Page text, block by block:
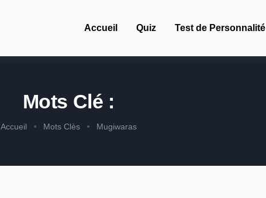
Accueil Quiz Test de Personnalité
Mots Clé :
Accueil Mots Clès Mugiwaras